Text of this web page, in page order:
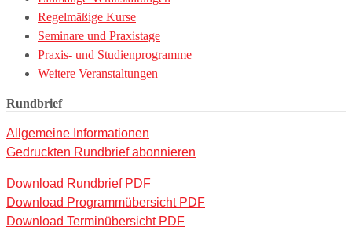
Regelmäßige Kurse
Seminare und Praxistage
Praxis- und Studienprogramme
Weitere Veranstaltungen
Rundbrief
Allgemeine Informationen
Gedruckten Rundbrief abonnieren
Download Rundbrief PDF
Download Programmübersicht PDF
Download Terminübersicht PDF